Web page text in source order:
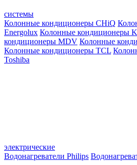
системы
Колонные кондиционеры CHiQ
Energolux Колонные кондиционеры
кондиционеры MDV Колонные
Колонные кондиционеры TCL
Toshiba
электрические
Водонагреватели Philips